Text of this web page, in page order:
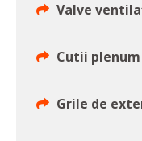
Valve
Cutii plenum
Grile de